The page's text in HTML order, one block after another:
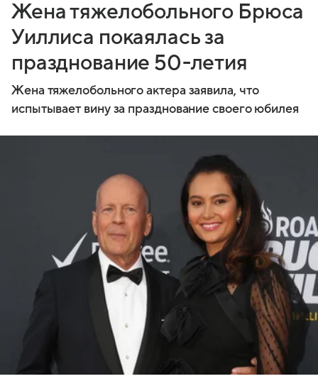
Жена тяжелобольного Брюса
Уиллиса покаялась за
празднование 50-летия
Жена тяжелобольного актера заявила, что
испытывает вину за празднование своего юбилея